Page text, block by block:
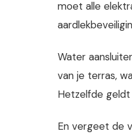
moet alle
Water
van je terras,
Hetzelfde
En vergeet de